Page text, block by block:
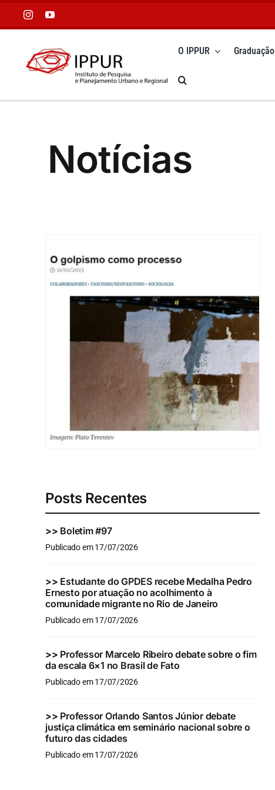
conteúdo
O IPPUR Graduação
Notícias
Posts Recentes
>> Boletim #97
Publicado em 17/07/2026
>> Estudante do GPDES recebe Medalha Pedro
Ernesto por atuação no acolhimento à
comunidade migrante no Rio de Janeiro
Publicado em 17/07/2026
>> Professor Marcelo Ribeiro debate sobre o fim
da escala 6×1 no Brasil de Fato
Publicado em 17/07/2026
>> Professor Orlando Santos Júnior debate
justiça climática em seminário nacional sobre o
futuro das cidades
Publicado em 17/07/2026